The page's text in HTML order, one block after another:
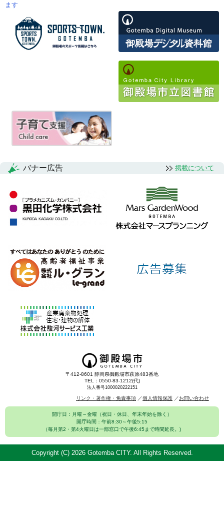
稿
ン
ます
バナー広告 掲載について
〒412-8601 静岡県御殿場市萩原483番地
TEL：0550-83-1212(代)
法人番号1000020222151
リンク・著作権・免責事項 個人情報保護 お問い合わせ
開庁日：月曜～金曜（祝日・休日、年末年始を除く）
開庁時間：午前8:30～午後5:15
（毎月第2・第4火曜日は一部窓口で午後6:45まで時間延長。)
Copyright (C) 2026 Gotemba CITY. All Rights Reserved.